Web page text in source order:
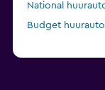
National
Budget